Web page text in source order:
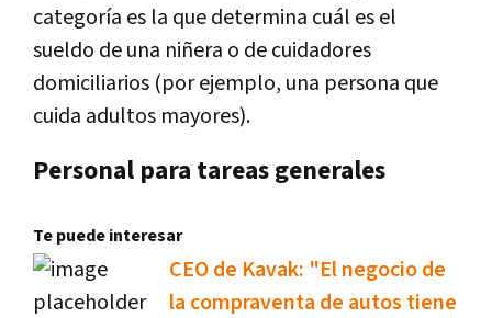
categoría es la que determina cuál es el
sueldo de una niñera o de cuidadores
domiciliarios (por ejemplo, una persona que
cuida adultos mayores).
Personal para tareas generales
Te puede interesar
CEO de Kavak: "El negocio de
la compraventa de autos tiene